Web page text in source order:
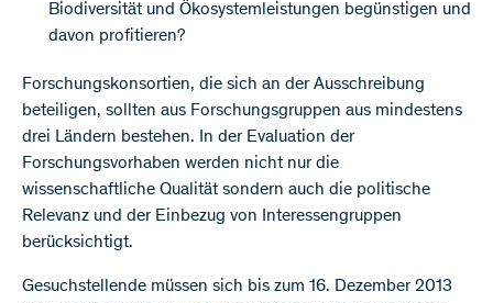
Biodiversität und Ökosystemleistungen begünstigen und
davon profitieren?
Forschungskonsortien, die sich an der Ausschreibung
beteiligen, sollten aus Forschungsgruppen aus mindestens
drei Ländern bestehen. In der Evaluation der
Forschungsvorhaben werden nicht nur die
wissenschaftliche Qualität sondern auch die politische
Relevanz und der Einbezug von Interessengruppen
berücksichtigt.
Gesuchstellende müssen sich bis zum 16. Dezember 2013